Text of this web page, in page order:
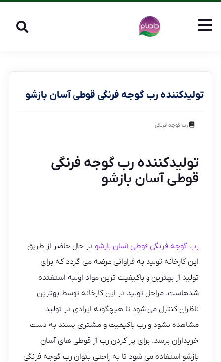
تولیدکننده رب گوجه فرنگی قوطی آسان بازشو
رب گوجه فرنگی
تولیدکننده رب گوجه فرنگی
قوطی آسان بازشو
رب گوجه فرنگی قوطی آسان بازشو در حال حاضر از طریق
این کارخانه تولید به فراوانی عرضه می گردد که برای
تولید از بهترین و باکیفیت ترین مواد اولیه استفتده
شدهاست. مراحل تولید در این کارخانه توسط بهترین
ناظران کنترل می شود تا هیچگونه ایرادی در تولید
مشاهده نشود و رب باکیفیت و مشتری پسند به دست
خریداران برسد. برای پر کردن رب از قوطی های آسان
بازشو استفاده می شود تا به راحتی بتوان رب گوجه فرنگی